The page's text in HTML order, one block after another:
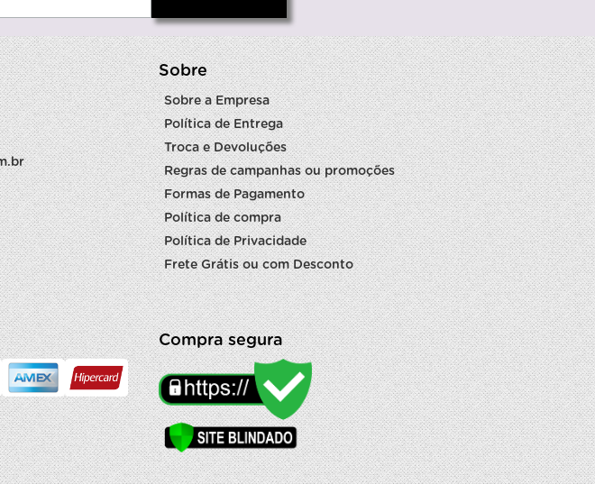
Sobre
Sobre a Empresa
Política de Entrega
Troca e Devoluções
Regras de campanhas ou promoções
Formas de Pagamento
Política de compra
Política de Privacidade
Frete Grátis ou com Desconto
Compra segura